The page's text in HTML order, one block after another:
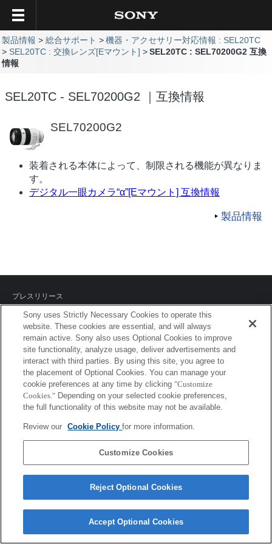
製品情報 総合サポート
機器・アクセサリー対応情報 : SEL20TC
SEL20TC : 交換レンズ[Eマウント]
SEL20TC : SEL70200G2 互換
情報
SEL20TC - SEL70200G2 ｜互換情報
SEL70200G2
装着される本体によって、制限される機能が異なりま
す。
デジタル一眼カメラ“α”[Eマウント] 互換情報
製品情報
プレスリリース
ご利用条件
環境情報
クッキーポリシー
Sony uses Strictly Necessary Cookies to operate this
website. These cookies are essential, and will always
remain active. Sony also uses Optional Cookies to improve
site functionality, analyze usage, deliver advertisements and
interact with third parties. By using this site, you agree to
the placement of Optional Cookies. You can manage your
cookie preferences at any time by clicking "Customize
Cookies." Depending on your selected cookie preferences,
the full functionality of this website may not be available.
Review our Cookie Policyfor more information.
Customize Cookies
Reject Optional Cookies
Accept Optional Cookies